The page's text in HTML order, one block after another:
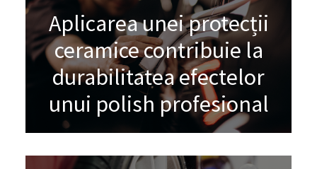
Aplicarea unei protecții
ceramice contribuie la
durabilitatea efectelor
unui polish profesional